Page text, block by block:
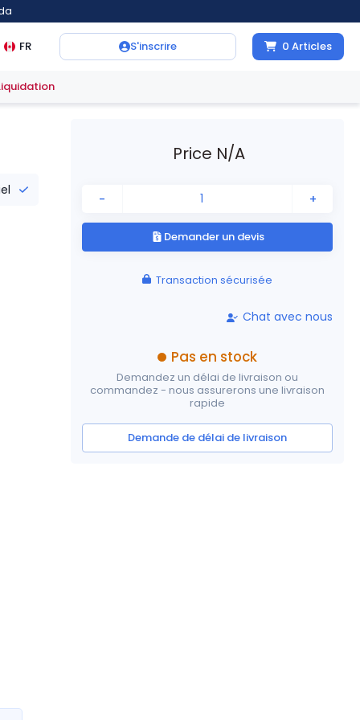
FR S'inscrire 0 Articles
Price N/A
- +
Demander un devis
Transaction sécurisée
Chat avec nous
Pas en stock
Demandez un délai de livraison ou
commandez - nous assurerons une livraison
rapide
Demande de délai de livraison